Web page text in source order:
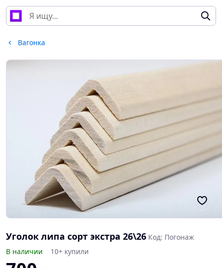
Вагонка
Уголок липа сорт экстра 26\26 Код: Погонаж
В наличии
10+ купили